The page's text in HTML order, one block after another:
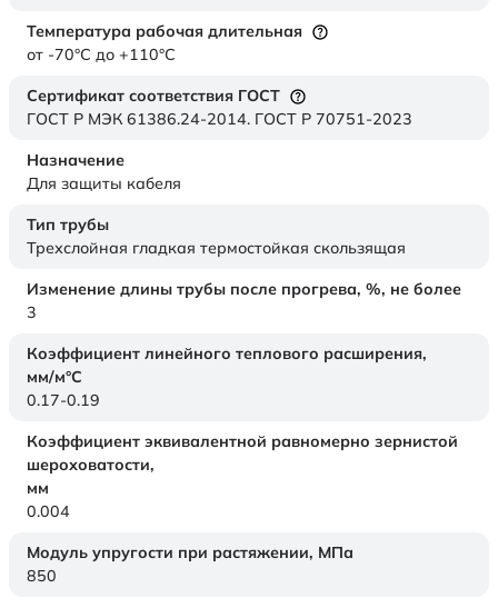
Температура рабочая длительная
от -70°C до +110°C
Сертификат соответствия ГОСТ
ГОСТ Р МЭК 61386.24-2014. ГОСТ Р 70751-2023
Назначение
Для защиты кабеля
Тип трубы
Трехслойная гладкая термостойкая скользящая
Изменение длины трубы после прогрева, %, не более
3
Коэффициент линейного теплового расширения,
мм/м°С
0.17-0.19
Коэффициент эквивалентной равномерно зернистой
шероховатости,
мм
0.004
Модуль упругости при растяжении, МПа
850